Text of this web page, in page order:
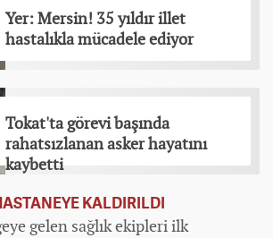
Yer: Mersin! 35 yıldır illet
hastalıkla mücadele ediyor
Tokat'ta görevi başında
rahatsızlanan asker hayatını
kaybetti
KALDIRILDI
gelen sağlık ekipleri ilk